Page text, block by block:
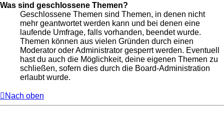
Was sind geschlossene Themen?
Geschlossene Themen sind Themen, in denen nicht
mehr geantwortet werden kann und bei denen eine
laufende Umfrage, falls vorhanden, beendet wurde.
Themen können aus vielen Gründen durch einen
Moderator oder Administrator gesperrt werden. Eventuell
hast du auch die Möglichkeit, deine eigenen Themen zu
schließen, sofern dies durch die Board-Administration
erlaubt wurde.
Nach oben